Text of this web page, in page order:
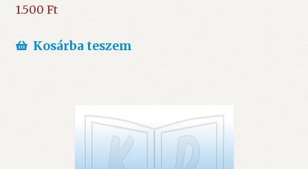
1.500 Ft
Kosárba teszem